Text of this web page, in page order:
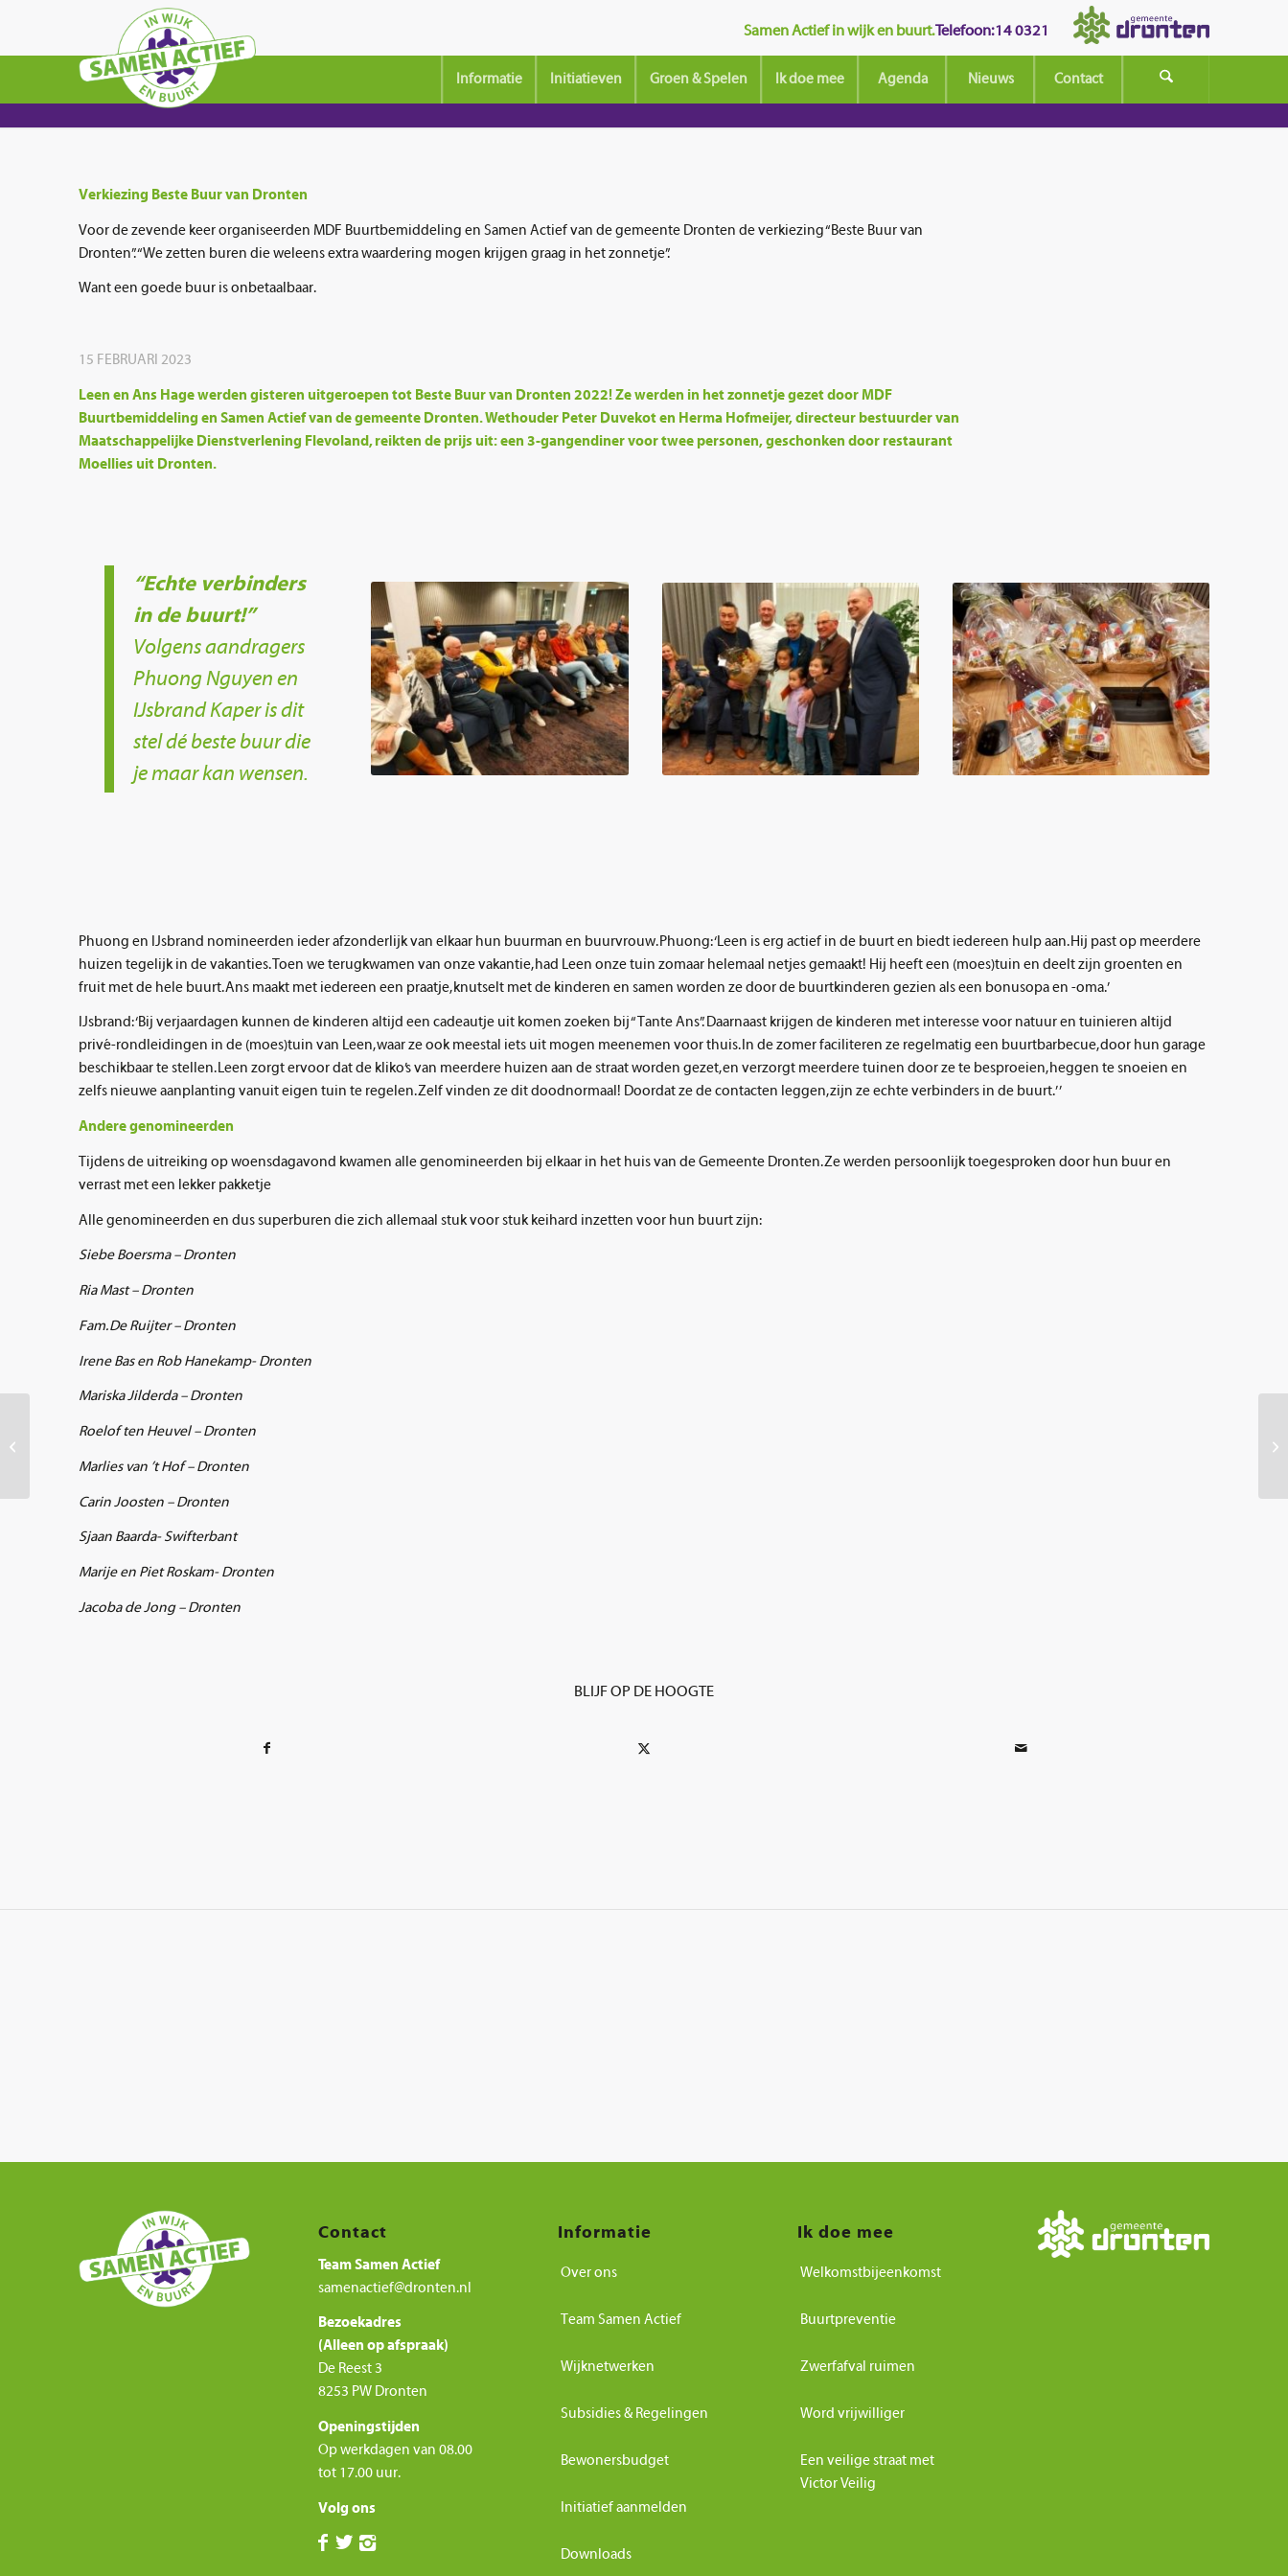
Samen Actief in wijk en buurt.Telefoon: 14 0321
Informatie Initiatieven Groen & Spelen Ik doe mee Agenda Nieuws Contact
Verkiezing Beste Buur van Dronten
Voor de zevende keer organiseerden MDF Buurtbemiddeling en Samen Actief van de gemeente Dronten de verkiezing “Beste Buur van
Dronten”. “We zetten buren die weleens extra waardering mogen krijgen graag in het zonnetje”.
Want een goede buur is onbetaalbaar.
15 FEBRUARI 2023
Leen en Ans Hage werden gisteren uitgeroepen tot Beste Buur van Dronten 2022! Ze werden in het zonnetje gezet door MDF
Buurtbemiddeling en Samen Actief van de gemeente Dronten. Wethouder Peter Duvekot en Herma Hofmeijer, directeur bestuurder van
Maatschappelijke Dienstverlening Flevoland, reikten de prijs uit: een 3-gangendiner voor twee personen, geschonken door restaurant
Moellies uit Dronten.
“Echte verbinders
in de buurt!”
Volgens aandragers
Phuong Nguyen en
IJsbrand Kaper is dit
stel dé beste buur die
je maar kan wensen.
Phuong en IJsbrand nomineerden ieder afzonderlijk van elkaar hun buurman en buurvrouw. Phuong: ‘Leen is erg actief in de buurt en biedt iedereen hulp aan. Hij past op meerdere
huizen tegelijk in de vakanties. Toen we terugkwamen van onze vakantie, had Leen onze tuin zomaar helemaal netjes gemaakt! Hij heeft een (moes)tuin en deelt zijn groenten en
fruit met de hele buurt. Ans maakt met iedereen een praatje, knutselt met de kinderen en samen worden ze door de buurtkinderen gezien als een bonusopa en -oma.’
IJsbrand: ‘Bij verjaardagen kunnen de kinderen altijd een cadeautje uit komen zoeken bij “Tante Ans”. Daarnaast krijgen de kinderen met interesse voor natuur en tuinieren altijd
privé-rondleidingen in de (moes)tuin van Leen, waar ze ook meestal iets uit mogen meenemen voor thuis. In de zomer faciliteren ze regelmatig een buurtbarbecue, door hun garage
beschikbaar te stellen. Leen zorgt ervoor dat de kliko’s van meerdere huizen aan de straat worden gezet, en verzorgt meerdere tuinen door ze te besproeien, heggen te snoeien en
zelfs nieuwe aanplanting vanuit eigen tuin te regelen. Zelf vinden ze dit doodnormaal! Doordat ze de contacten leggen, zijn ze echte verbinders in de buurt.’ ’
Andere genomineerden
Tijdens de uitreiking op woensdagavond kwamen alle genomineerden bij elkaar in het huis van de Gemeente Dronten. Ze werden persoonlijk toegesproken door hun buur en
verrast met een lekker pakketje
Alle genomineerden en dus superburen die zich allemaal stuk voor stuk keihard inzetten voor hun buurt zijn:
Siebe Boersma – Dronten
Ria Mast – Dronten
Fam. De Ruijter – Dronten
Irene Bas en Rob Hanekamp- Dronten
Mariska Jilderda – Dronten
Roelof ten Heuvel – Dronten
Marlies van ’t Hof – Dronten
Carin Joosten – Dronten
Sjaan Baarda- Swifterbant
Marije en Piet Roskam- Dronten
Jacoba de Jong – Dronten
BLIJF OP DE HOOGTE
Contact
Team Samen Actief
samenactief@dronten.nl
Bezoekadres
(Alleen op afspraak)
De Reest 3
8253 PW Dronten
Openingstijden
Op werkdagen van 08.00
tot 17.00 uur.
Volg ons
Informatie
Over ons
Team Samen Actief
Wijknetwerken
Subsidies & Regelingen
Bewonersbudget
Initiatief aanmelden
Downloads
Ik doe mee
Welkomstbijeenkomst
Buurtpreventie
Zwerfafval ruimen
Word vrijwilliger
Een veilige straat met
Victor Veilig
Vele buurten blij
buurtkerstboom!